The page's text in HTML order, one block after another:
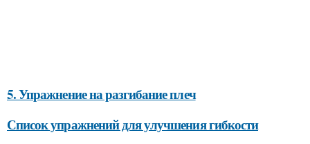
5. Упражнение на разгибание плеч
Список упражнений для улучшения гибкости